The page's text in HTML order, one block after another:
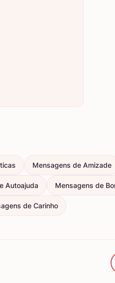
Mensagens de Amizade
Autoajuda Mensagens de
de Carinho